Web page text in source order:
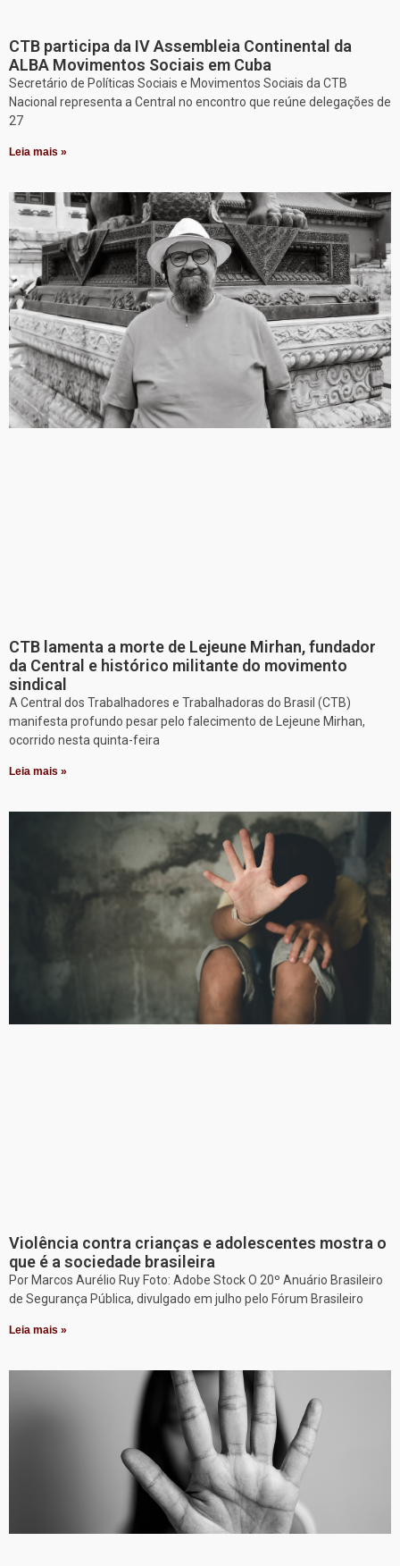
CTB participa da IV Assembleia Continental da
ALBA Movimentos Sociais em Cuba
Secretário de Políticas Sociais e Movimentos Sociais da CTB
Nacional representa a Central no encontro que reúne delegações de
27
Leia mais »
CTB lamenta a morte de Lejeune Mirhan, fundador
da Central e histórico militante do movimento
sindical
A Central dos Trabalhadores e Trabalhadoras do Brasil (CTB)
manifesta profundo pesar pelo falecimento de Lejeune Mirhan,
ocorrido nesta quinta-feira
Leia mais »
Violência contra crianças e adolescentes mostra o
que é a sociedade brasileira
Por Marcos Aurélio Ruy Foto: Adobe Stock O 20º Anuário Brasileiro
de Segurança Pública, divulgado em julho pelo Fórum Brasileiro
Leia mais »